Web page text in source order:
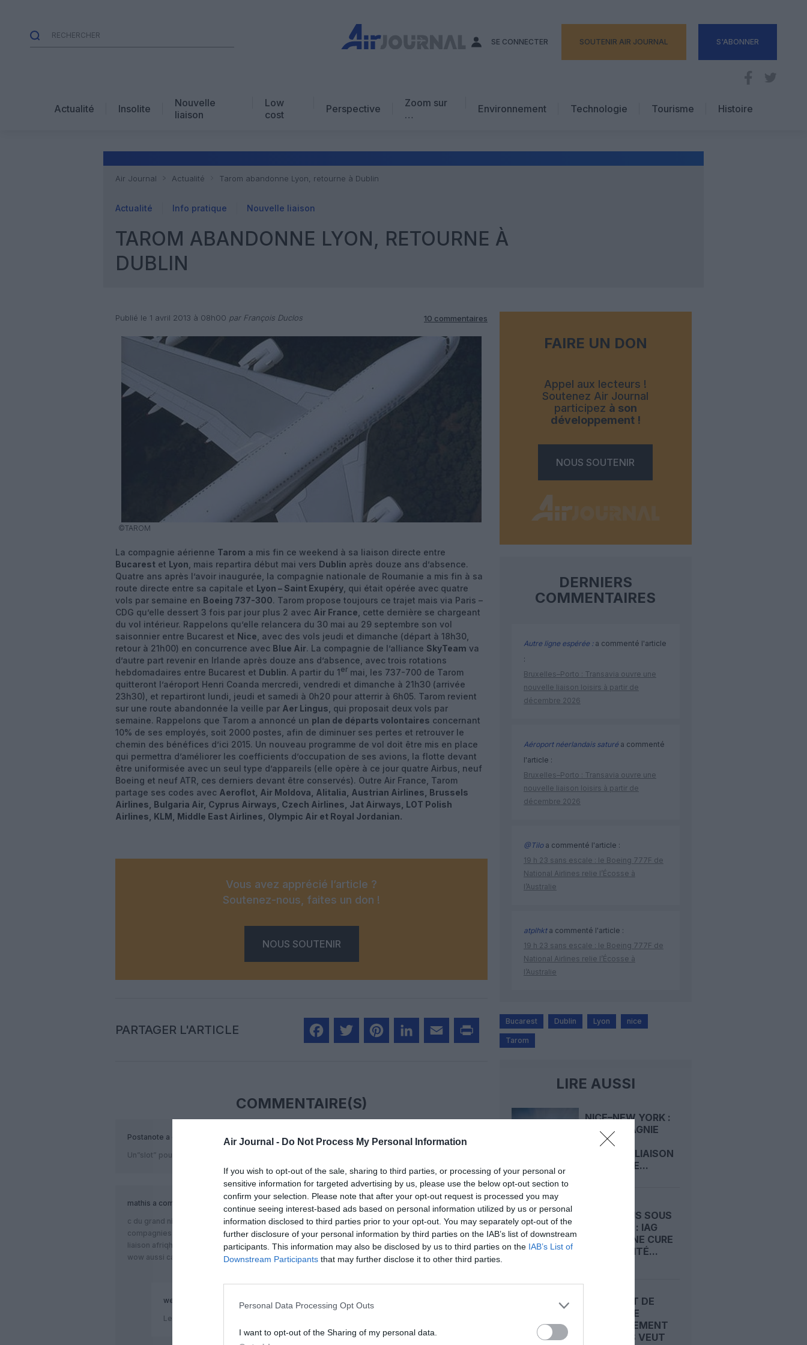
Air Journal - Do Not Process My Personal Information
If you wish to opt-out of the sale, sharing to third parties, or processing of your personal or
sensitive information for targeted advertising by us, please use the below opt-out section to
confirm your selection. Please note that after your opt-out request is processed you may
continue seeing interest-based ads based on personal information utilized by us or personal
information disclosed to third parties prior to your opt-out. You may separately opt-out of the
further disclosure of your personal information by third parties on the IAB’s list of downstream
participants. This information may also be disclosed by us to third parties on the IAB’s List of
Downstream Participants that may further disclose it to other third parties.
Personal Data Processing Opt Outs
I want to opt-out of the Sharing of my personal data.
SE CONNECTER SOUTENIR AIR JOURNAL S'ABONNER
Actualité Insolite
Nouvelle
liaison
Low
cost
Perspective
Zoom sur
…
Environnement Technologie
Tourisme
Hôtellerie
Histoire
Air Journal Actualité Tarom abandonne Lyon, retourne à Dublin
Actualité Info pratique Nouvelle liaison
TAROM ABANDONNE LYON, RETOURNE À
DUBLIN
Publié le 1 avril 2013 à 08h00 par François Duclos 10 commentaires
©TAROM
La compagnie aérienne Tarom a mis fin ce weekend à sa liaison directe entre
Bucarest et Lyon , mais repartira début mai vers Dublin après douze ans d’absence.
Quatre ans après l’avoir inaugurée, la compagnie nationale de Roumanie a mis fin à sa
route directe entre sa capitale et Lyon – Saint Exupéry , qui était opérée avec quatre
vols par semaine en Boeing 737-300. Tarom propose toujours ce trajet mais via Paris –
CDG qu’elle dessert 3 fois par jour plus 2 avec Air France , cette dernière se chargeant
du vol intérieur. Rappelons qu’elle relancera du 30 mai au 29 septembre son vol
saisonnier entre Bucarest et Nice , avec des vols jeudi et dimanche (départ à 18h30,
retour à 21h00) en concurrence avec Blue Air. La compagnie de l’alliance SkyTeam va
d’autre part revenir en Irlande après douze ans d’absence, avec trois rotations
hebdomadaires entre Bucarest et Dublin. A partir du 1er mai, les 737-700 de Tarom
quitteront l’aéroport Henri Coanda mercredi, vendredi et dimanche à 21h30 (arrivée
23h30), et repartiront lundi, jeudi et samedi à 0h20 pour atterrir à 6h05. Tarom revient
sur une route abandonnée la veille par Aer Lingus , qui proposait deux vols par
semaine. Rappelons que Tarom a annoncé un plan de départs volontaires concernant
10% de ses employés, soit 2000 postes, afin de diminuer ses pertes et retrouver le
chemin des bénéfices d’ici 2015. Un nouveau programme de vol doit être mis en place
qui permettra d’améliorer les coefficients d’occupation de ses avions, la flotte devant
être uniformisée avec un seul type d’appareils (elle opère à ce jour quatre Airbus, neuf
Boeing et neuf ATR, ces derniers devant être conservés). Outre Air France, Tarom
partage ses codes avec Aeroflot, Air Moldova, Alitalia, Austrian Airlines, Brussels
Airlines, Bulgaria Air, Cyprus Airways, Czech Airlines, Jat Airways, LOT Polish
Airlines, KLM, Middle East Airlines, Olympic Air et Royal Jordanian.
Vous avez apprécié l’article ?
Soutenez-nous, faites un don !
NOUS SOUTENIR
PARTAGER L'ARTICLE
COMMENTAIRE(S)
Postanote a commenté :
1 avril 2013 - 8 h 57 min
Un”slot” pour HOP! à LYS?
mathis a commenté :
1 avril 2013 - 9 h 36 min
c du grand nimporte quoi apres ils s étonne que le traffic baisse toutes les
compagnies ouvrant des ligne c dernier temps n’ont jamais tenu taron stop sa
liaison afriqhya avait stoper tripoli armavia a stopper erevan lufhtansa stop berlin
wow aussi camair remplissait c vols a 4% c nimporte quoi
RÉPONDRE
wess
Les vols Lyon-Douala avaient un taux de remplissage de 4% ???!!!
FAIRE UN DON
Appel aux lecteurs !
Soutenez Air Journal
participez à son
développement !
NOUS SOUTENIR
DERNIERS
COMMENTAIRES
Autre ligne espérée :a commenté l'article
:
Bruxelles–Porto : Transavia ouvre une
nouvelle liaison loisirs à partir de
décembre 2026
Aéroport néerlandais saturéa commenté
l'article :
Bruxelles–Porto : Transavia ouvre une
nouvelle liaison loisirs à partir de
décembre 2026
@Tiloa commenté l'article :
19 h 23 sans escale : le Boeing 777F de
National Airlines relie l’Écosse à
l’Australie
atplhkta commenté l'article :
19 h 23 sans escale : le Boeing 777F de
National Airlines relie l’Écosse à
l’Australie
Bucarest Dublin Lyon nice
Tarom
LIRE AUSSI
NICE–NEW YORK :
LA COMPAGNIE
OUVRE LA
PREMIÈRE LIAISON
HIVERNALE...
AER LINGUS SOUS
PRESSION : IAG
IMPOSE UNE CURE
D’AUSTÉRITÉ...
AÉROPORT DE
DUBLIN : LE
GOUVERNEMENT
IRLANDAIS VEUT